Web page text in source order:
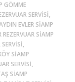
GÖMME
SERVISI,
EVLER SIAMP
SIAMP
SIAMP
SERVISI,
SIAMP